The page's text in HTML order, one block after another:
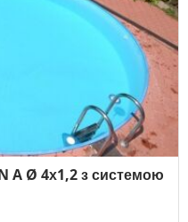
A Ø 4х1,2 з системою